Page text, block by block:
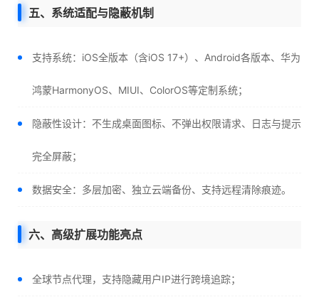
五、系统适配与隐蔽机制
支持系统：iOS全版本（含iOS 17+）、Android各版本、华为
鸿蒙HarmonyOS、MIUI、ColorOS等定制系统；
隐蔽性设计：不生成桌面图标、不弹出权限请求、日志与提示
完全屏蔽；
数据安全：多层加密、独立云端备份、支持远程清除痕迹。
六、高级扩展功能亮点
全球节点代理，支持隐藏用户IP进行跨境追踪；